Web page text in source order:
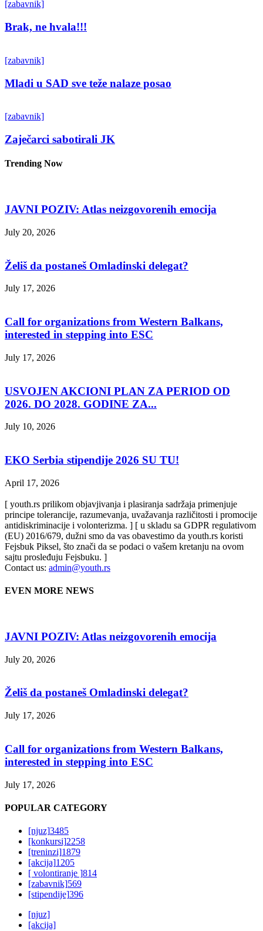
[zabavnik]
Brak, ne hvala!!!
[zabavnik]
Mladi u SAD sve teže nalaze posao
[zabavnik]
Zaječarci sabotirali JK
Trending Now
JAVNI POZIV: Atlas neizgovorenih emocija
July 20, 2026
Želiš da postaneš Omladinski delegat?
July 17, 2026
Call for organizations from Western Balkans,
interested in stepping into ESC
July 17, 2026
USVOJEN AKCIONI PLAN ZA PERIOD OD
2026. DO 2028. GODINE ZA...
July 10, 2026
EKO Serbia stipendije 2026 SU TU!
April 17, 2026
[ youth.rs prilikom objavjivanja i plasiranja sadržaja primenjuje
principe tolerancije, razumevanja, uvažavanja različitosti i promocije
antidiskriminacije i volonterizma. ] [ u skladu sa GDPR regulativom
(EU) 2016/679, dužni smo da vas obavestimo da youth.rs koristi
Fejsbuk Piksel, što znači da se podaci o vašem kretanju na ovom
sajtu prosleđuju Fejsbuku. ]
Contact us: admin@youth.rs
EVEN MORE NEWS
JAVNI POZIV: Atlas neizgovorenih emocija
July 20, 2026
Želiš da postaneš Omladinski delegat?
July 17, 2026
Call for organizations from Western Balkans,
interested in stepping into ESC
July 17, 2026
POPULAR CATEGORY
[njuz]3485
[konkursi]2258
[treninzi]1879
[akcija]1205
[ volontiranje ]814
[zabavnik]569
[stipendije]396
[njuz]
[akcija]